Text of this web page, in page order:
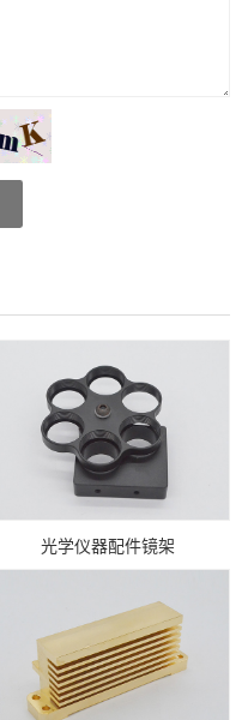
光学仪器配件镜架